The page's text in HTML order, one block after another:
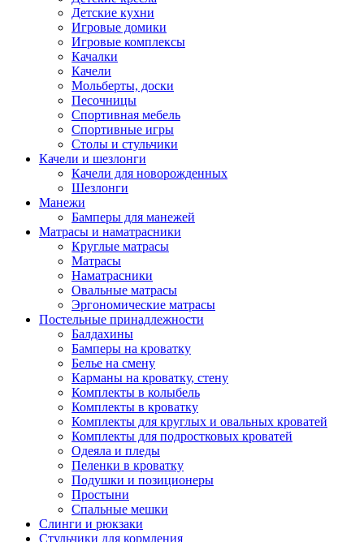
Детские кухни
Игровые домики
Игровые комплексы
Качалки
Качели
Мольберты, доски
Песочницы
Спортивная мебель
Спортивные игры
Столы и стульчики
Качели и шезлонги
Качели для новорожденных
Шезлонги
Манежи
Бамперы для манежей
Матрасы и наматрасники
Круглые матрасы
Матрасы
Наматрасники
Овальные матрасы
Эргономические матрасы
Постельные принадлежности
Балдахины
Бамперы на кроватку
Белье на смену
Карманы на кроватку, стену
Комплекты в колыбель
Комплекты в кроватку
Комплекты для круглых и овальных кроватей
Комплекты для подростковых кроватей
Одеяла и пледы
Пеленки в кроватку
Подушки и позиционеры
Простыни
Спальные мешки
Слинги и рюкзаки
Стульчики для кормления